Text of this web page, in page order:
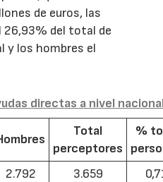
de euros, las
26,93% del total de
y los hombres el
directas a nivel
Total
perceptores
%
2.792 3.659